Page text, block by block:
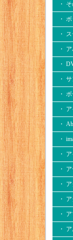
・
・
・
・
・
・
・
・
・
・
・
・
・
・
・
・